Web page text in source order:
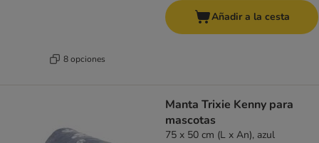
8 opciones
Añadir a la cesta
Manta Trixie Kenny para
mascotas
75 x 50 cm (L x An), azul